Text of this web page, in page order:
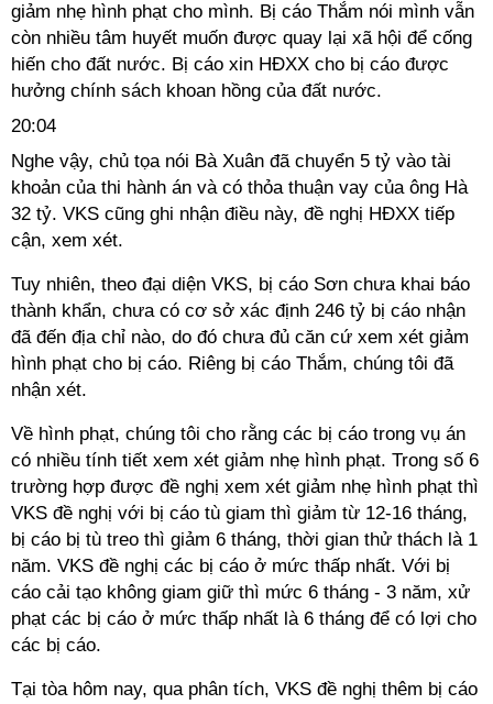
giảm nhẹ hình phạt cho mình. Bị cáo Thắm nói mình vẫn
còn nhiều tâm huyết muốn được quay lại xã hội để cống
hiến cho đất nước. Bị cáo xin HĐXX cho bị cáo được
hưởng chính sách khoan hồng của đất nước.
20:04
Nghe vậy, chủ tọa nói Bà Xuân đã chuyển 5 tỷ vào tài
khoản của thi hành án và có thỏa thuận vay của ông Hà
32 tỷ. VKS cũng ghi nhận điều này, đề nghị HĐXX tiếp
cận, xem xét.
Tuy nhiên, theo đại diện VKS, bị cáo Sơn chưa khai báo
thành khẩn, chưa có cơ sở xác định 246 tỷ bị cáo nhận
đã đến địa chỉ nào, do đó chưa đủ căn cứ xem xét giảm
hình phạt cho bị cáo. Riêng bị cáo Thắm, chúng tôi đã
nhận xét.
Về hình phạt, chúng tôi cho rằng các bị cáo trong vụ án
có nhiều tính tiết xem xét giảm nhẹ hình phạt. Trong số 6
trường hợp được đề nghị xem xét giảm nhẹ hình phạt thì
VKS đề nghị với bị cáo tù giam thì giảm từ 12-16 tháng,
bị cáo bị tù treo thì giảm 6 tháng, thời gian thử thách là 1
năm. VKS đề nghị các bị cáo ở mức thấp nhất. Với bị
cáo cải tạo không giam giữ thì mức 6 tháng - 3 năm, xử
phạt các bị cáo ở mức thấp nhất là 6 tháng để có lợi cho
các bị cáo.
Tại tòa hôm nay, qua phân tích, VKS đề nghị thêm bị cáo